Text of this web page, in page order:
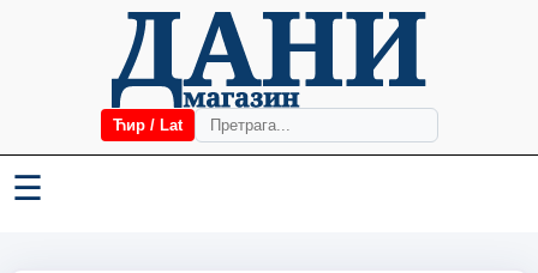
Ћир / Lat
☰